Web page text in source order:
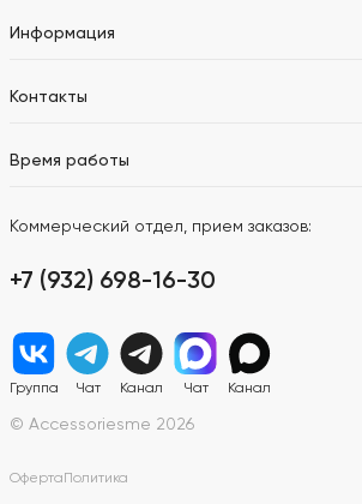
Информация
Контакты
Время работы
Коммерческий отдел, прием заказов:
+7 (932) 698-16-30
Группа Чат Канал Чат Канал
© Accessoriesme 2026
Оферта Политика